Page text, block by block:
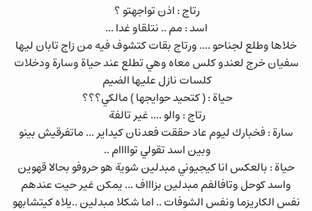
رتاج : اذن تواجهتو ؟
اسد : مم .. نتلقاو غدا ...
خلاها وطلع لجناحو .... ورتاج بقات كتشوف فيه من زاج تابان ليها
سفيان خرج لعندو كلس معاه وهي تطلع عند حياة وسارة ودخلات
كلسات نازل عليها الضيم
حياة : ( كتحيد حوايجها ) مالكي؟؟؟
رتاج : والو .... غير تالفة
سارة : فخبارك ليوم عاد حققت فعدنان كيداير ... ماتفرقيش بينو
وبين اسد تقولي تواااام ..
حياة : بالعكس انا كيجيوني مبدلين شوية هو حروفو بحالا قهوين
واسد كوحل وتافالفم مبدلين بزاااف ... يمكن غير حيت عندهم
نفس الكاريزما ونفس الشوفات .. اما شكلا مبدلين ..يلاه كيتشابهو